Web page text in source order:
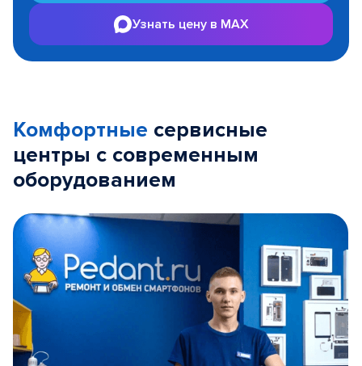
Узнать цену в MAX
Комфортные сервисные
центры с современным
оборудованием